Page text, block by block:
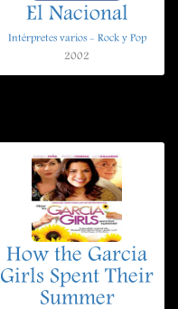
El Nacional
Intérpretes varios - Rock y Pop
2002
How the Garcia
Girls Spent Their
Summer